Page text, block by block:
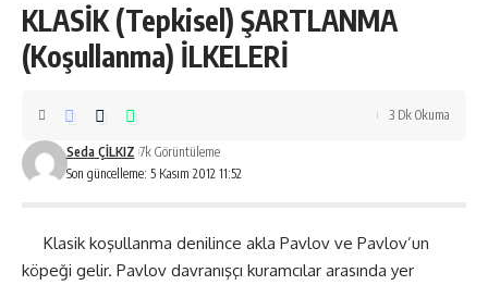
KLASİK (Tepkisel) ŞARTLANMA
(Koşullanma) İLKELERİ
Son güncelleme: 5 Kasım 2012 11:52
Seda ÇİLKIZ 7k Görüntüleme
3 Dk Okuma
Klasik koşullanma denilince akla Pavlov ve Pavlov’un
köpeği gelir. Pavlov davranışçı kuramcılar arasında yer